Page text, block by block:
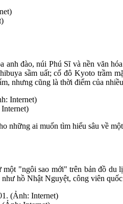
anh đào, núi Phú Sĩ và nền văn
sầm uất; cố đô Kyoto trầm
nhưng cũng là thời điểm của
những ai muốn tìm hiểu sâu về
"ngôi sao mới" trên bản đồ du
hồ Nhật Nguyệt, công viên